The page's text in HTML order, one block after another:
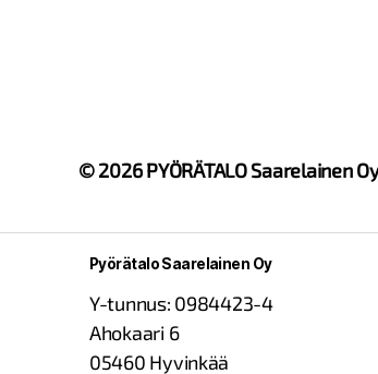
© 2026PYÖRÄTALO Saarelainen
Pyörätalo Saarelainen Oy
Y-tunnus: 0984423-4
Ahokaari 6
05460 Hyvinkää